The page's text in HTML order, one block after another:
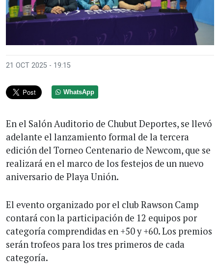
21 OCT 2025 - 19:15
WhatsApp
En el Salón Auditorio de Chubut Deportes, se llevó
adelante el lanzamiento formal de la tercera
edición del Torneo Centenario de Newcom, que se
realizará en el marco de los festejos de un nuevo
aniversario de Playa Unión.
El evento organizado por el club Rawson Camp
contará con la participación de 12 equipos por
categoría comprendidas en +50 y +60. Los premios
serán trofeos para los tres primeros de cada
categoría.